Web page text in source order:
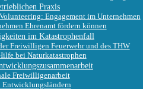
Praxis
Engagement im Unternehmen
Ehrenamt fördern können
im Katastrophenfall
Freiwilligen Feuerwehr und des THW
bei Naturkatastrophen
Freiwilligenarbeit
Entwicklungsländern